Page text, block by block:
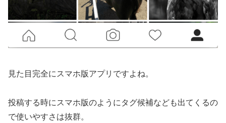
見た目完全にスマホ版アプリですよね。
投稿する時にスマホ版のようにタグ候補なども出てくるの
で使いやすさは抜群。